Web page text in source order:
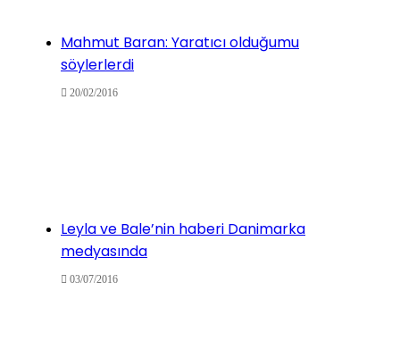
Mahmut Baran: Yaratıcı olduğumu
söylerlerdi
20/02/2016
Leyla ve Bale’nin haberi Danimarka
medyasında
03/07/2016